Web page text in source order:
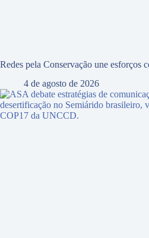
Redes pela Conservação une esforços
4 de agosto de 2026